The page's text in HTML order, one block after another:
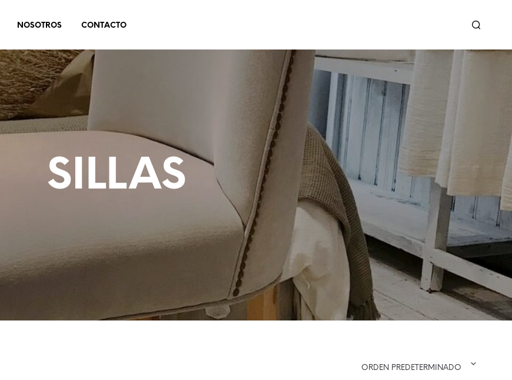
NOSOTROS CONTACTO
SILLAS
ORDEN PREDETERMINADO